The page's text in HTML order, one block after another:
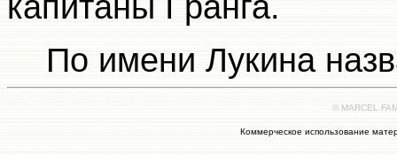
По имени Лукина
© MARCEL
Коммерческое использование